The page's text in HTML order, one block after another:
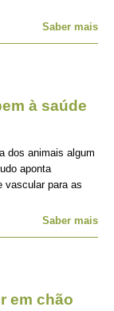
Saber mais
à saúde
dos animais algum
aponta
vascular para as
Saber mais
em chão